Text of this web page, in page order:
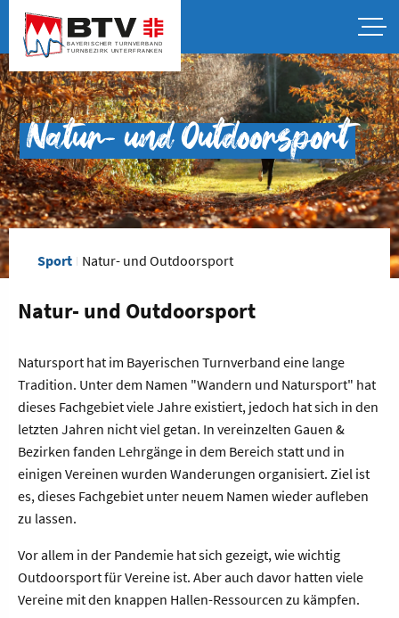
Natur- und Outdoorsport
Sport Natur- und Outdoorsport
Natur- und Outdoorsport
Natursport hat im Bayerischen Turnverband eine lange
Tradition. Unter dem Namen "Wandern und Natursport" hat
dieses Fachgebiet viele Jahre existiert, jedoch hat sich in den
letzten Jahren nicht viel getan. In vereinzelten Gauen &
Bezirken fanden Lehrgänge in dem Bereich statt und in
einigen Vereinen wurden Wanderungen organisiert. Ziel ist
es, dieses Fachgebiet unter neuem Namen wieder aufleben
zu lassen.
Vor allem in der Pandemie hat sich gezeigt, wie wichtig
Outdoorsport für Vereine ist. Aber auch davor hatten viele
Vereine mit den knappen Hallen-Ressourcen zu kämpfen.